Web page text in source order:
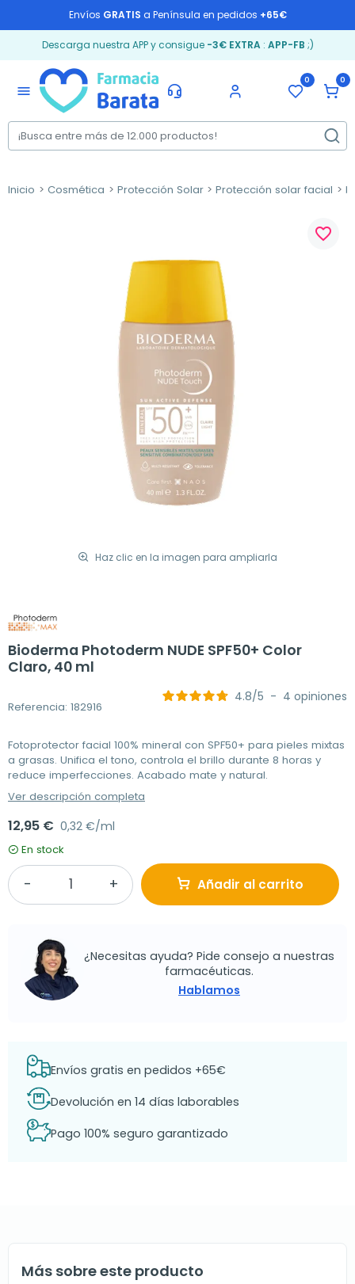
Envíos GRATIS a Península en pedidos +65€
Descarga nuestra APP y consigue -3€ EXTRA: APP-FB ;)
menu
0 0
Inicio Cosmética Protección Solar Protección solar facial
Haz clic en la imagen para ampliarla
favorite_border
Bioderma Photoderm NUDE SPF50+ Color
Claro, 40 ml
Referencia: 182916
4.8/5 - 4 opiniones
Fotoprotector facial 100% mineral con SPF50+ para pieles mixtas
a grasas. Unifica el tono, controla el brillo durante 8 horas y
reduce imperfecciones. Acabado mate y natural.
Ver descripción completa
12,95 € 0,32 €/ml
En stock
Añadir al carrito
¿Necesitas ayuda? Pide consejo a nuestras
farmacéuticas.
Hablamos
Envíos gratis en pedidos +65€
Devolución en 14 días laborables
Pago 100% seguro garantizado
Más sobre este producto